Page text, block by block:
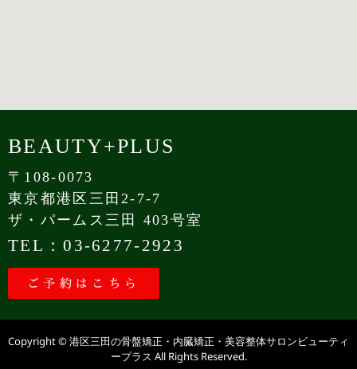
BEAUTY+PLUS
〒108-0073
東京都港区三田2-7-7
ザ・パームス三田 403号室
TEL：03-6277-2923
ご予約はこちら
Copyright © 港区三田の骨盤矯正・内臓矯正・美容整体サロンビューティ
ープラス All Rights Reserved.